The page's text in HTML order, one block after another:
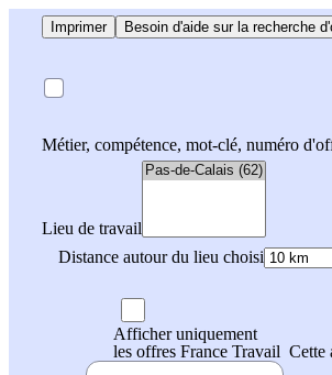
Imprimer Besoin d'aide sur la recherche
Métier, compétence, mot-clé, numéro
Lieu de travail
Distance autour du lieu choisi
Afficher uniquement
les offres France Travail Cette